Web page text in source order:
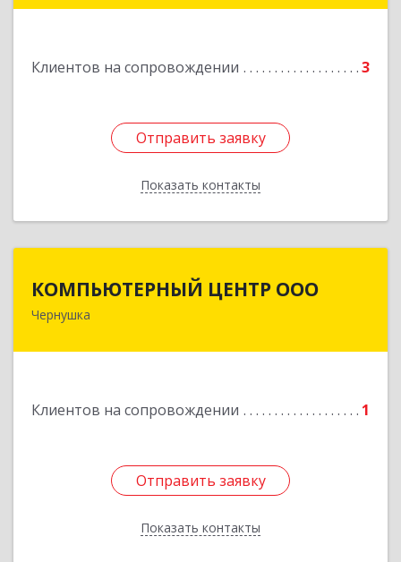
Клиентов на сопровождении 3
Отправить заявку
Показать контакты
Отправить заявку
Назад
КОМПЬЮТЕРНЫЙ ЦЕНТР ООО
Чернушка
Клиентов на сопровождении 1
Отправить заявку
Показать контакты
КОМПЬЮТЕРНЫЙ ЦЕНТР ООО
Отправить заявку
Назад